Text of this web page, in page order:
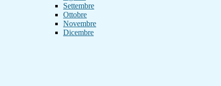
Settembre
Ottobre
Novembre
Dicembre